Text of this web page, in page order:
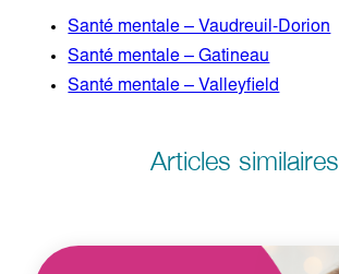
Santé mentale – Vaudreuil-Dorion
Santé mentale – Gatineau
Santé mentale – Valleyfield
Articles similaires